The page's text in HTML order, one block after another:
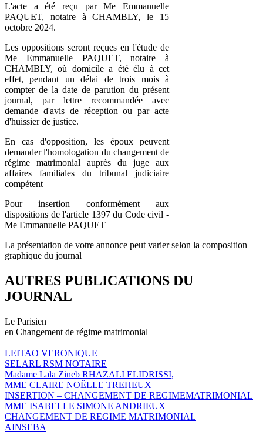
L'acte a été reçu par Me Emmanuelle
PAQUET, notaire à CHAMBLY, le 15
octobre 2024.
Les oppositions seront reçues en l'étude de
Me Emmanuelle PAQUET, notaire à
CHAMBLY, où domicile a été élu à cet
effet, pendant un délai de trois mois à
compter de la date de parution du présent
journal, par lettre recommandée avec
demande d'avis de réception ou par acte
d'huissier de justice.
En cas d'opposition, les époux peuvent
demander l'homologation du changement de
régime matrimonial auprès du juge aux
affaires familiales du tribunal judiciaire
compétent
Pour insertion conformément aux
dispositions de l'article 1397 du Code civil -
Me Emmanuelle PAQUET
La présentation de votre annonce peut varier selon la composition
graphique du journal
AUTRES PUBLICATIONS DU
JOURNAL
Le Parisien
en Changement de régime matrimonial
LEITAO VERONIQUE
SELARL RSM NOTAIRE
Madame Lala Zineb RHAZALI ELIDRISSI,
MME CLAIRE NOËLLE TREHEUX
INSERTION – CHANGEMENT DE REGIMEMATRIMONIAL
MME ISABELLE SIMONE ANDRIEUX
CHANGEMENT DE REGIME MATRIMONIAL
AINSEBA